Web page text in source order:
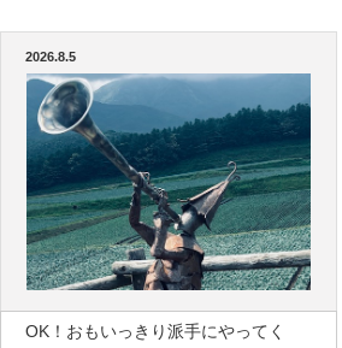
2026.8.5
OK！おもいっきり派手にやってく